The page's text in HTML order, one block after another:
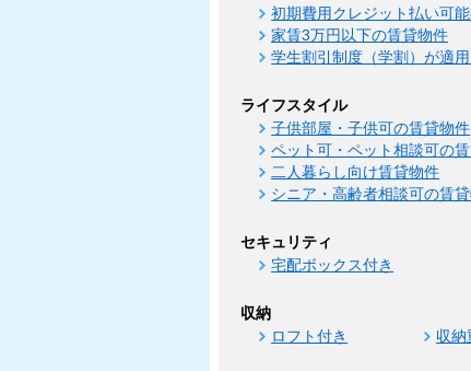
初期費用クレジット払い可
家賃3万円以下の賃貸物件
学生割引制度（学割）が適
ライフスタイル
子供部屋・子供可の賃貸物件
ペット可・ペット相談可の
二人暮らし向け賃貸物件
シニア・高齢者相談可の賃
セキュリティ
宅配ボックス付き
収納
ロフト付き 収納